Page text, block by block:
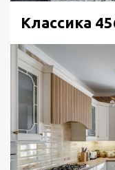
Классика